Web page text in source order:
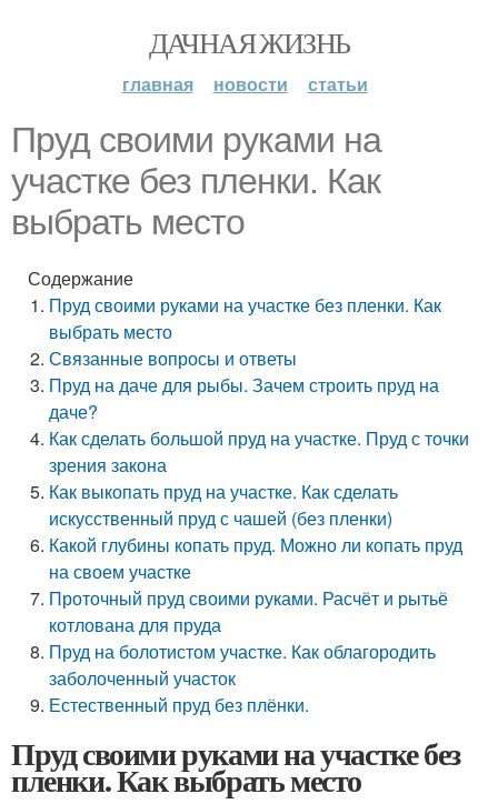
ДАЧНАЯ ЖИЗНЬ
главная новости статьи
Пруд своими руками на
участке без пленки. Как
выбрать место
Содержание
Пруд своими руками на участке без пленки. Как
выбрать место
Связанные вопросы и ответы
Пруд на даче для рыбы. Зачем строить пруд на
даче?
Как сделать большой пруд на участке. Пруд с точки
зрения закона
Как выкопать пруд на участке. Как сделать
искусственный пруд с чашей (без пленки)
Какой глубины копать пруд. Можно ли копать пруд
на своем участке
Проточный пруд своими руками. Расчёт и рытьё
котлована для пруда
Пруд на болотистом участке. Как облагородить
заболоченный участок
Естественный пруд без плёнки.
Пруд своими руками на участке без
пленки. Как выбрать место